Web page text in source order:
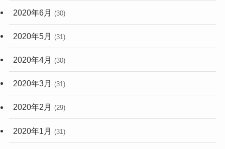
2020年6月 (30)
2020年5月 (31)
2020年4月 (30)
2020年3月 (31)
2020年2月 (29)
2020年1月 (31)